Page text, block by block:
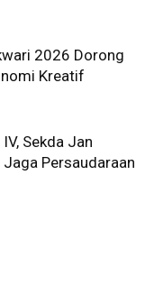
2026 Dorong
Kreatif
Sekda Jan
Persaudaraan